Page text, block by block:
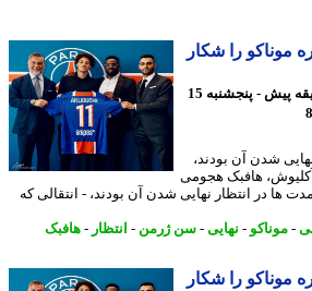
را شکار
11 دقیقه پیش - پنجشنبه 15
شدن آن بودند،
هافبک هجومی
در انتظار نهایی شدن آن بودند، - انتقالی که
-نهایی-سن ژرمن -انتظار-هافبک
را شکار